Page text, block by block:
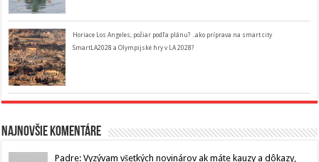
Horiace Los Angeles, požiar podľa plánu? ..ako príprava na smart city
SmartLA2028 a Olympijské hry v LA 2028?
Najnovšie komentáre
Padre: Vyzývam všetkých novinárov ak máte kauzy a dôkazy,